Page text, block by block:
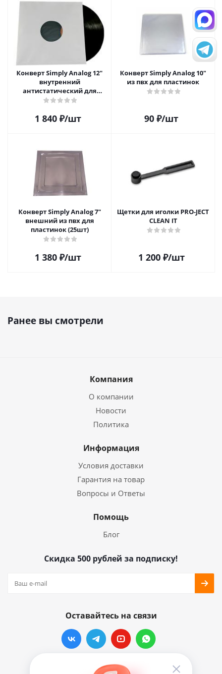
Конверт Simply Analog 12"
внутренний
антистатический для
пластинок (25шт)
1 840₽/шт
Конверт Simply Analog 10"
из пвх для пластинок
90 ₽/шт
Конверт Simply Analog 7"
внешний из пвх для
пластинок (25шт)
1 380₽/шт
Щетки для иголки PRO-JECT
CLEAN IT
1 200₽/шт
Ранее вы смотрели
Компания
О компании
Новости
Политика
Информация
Условия доставки
Гарантия на товар
Вопросы и Ответы
Помощь
Блог
Скидка 500 рублей за подписку!
Оставайтесь на связи
Наши контакты